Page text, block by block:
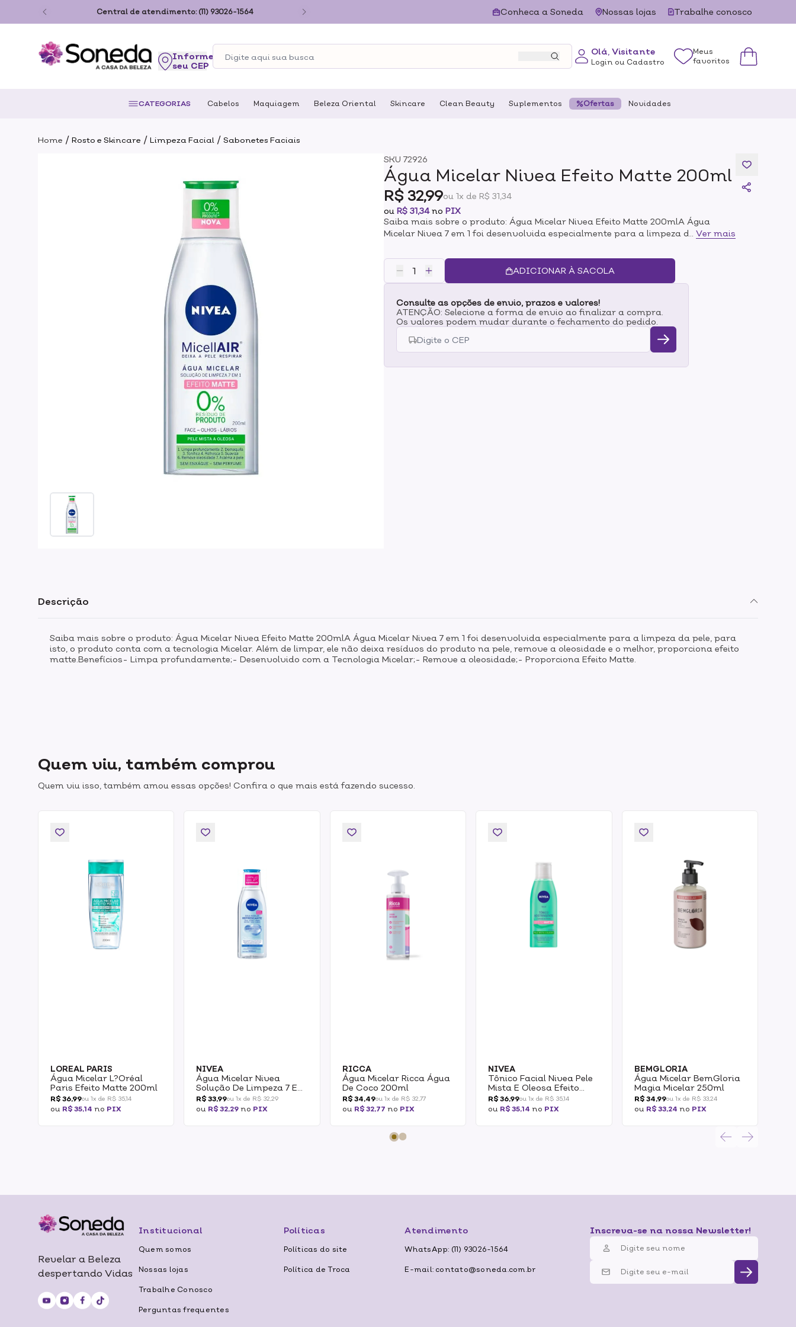
Central de atendimento: (11) 93026-1564 Conheca a Soneda Nossas lojas Trabalhe conosco
seu CEP
Olá, Visitante
Login ou Cadastro
Meus
favoritos
CATEGORIAS Cabelos Maquiagem Beleza Oriental Skincare Clean Beauty Suplementos Ofertas Novidades
Home / Rosto e Skincare / Limpeza Facial / Sabonetes Faciais
SKU72926
Água Micelar Nivea Efeito Matte 200ml
R$ 32,99ou 1x de R$ 31,34
ouR$ 31,34noPIX
Saiba mais sobre o produto: Água Micelar Nivea Efeito Matte 200mlA Água
Micelar Nivea 7 em 1 foi desenvolvida especialmente para a limpeza da pele,
deixa resíduos do produto na pele, remove a oleosidade e o melhor,
proporciona efeito matte.Benefícios- Limpa profundamente;- Desenvolvido
com a Tecnologia Micelar;- Remove a oleosidade;- Proporciona Efeito Matte.
Ver mais
ADICIONAR À SACOLA
Consulte as opções de envio, prazos e valores!
ATENÇÃO: Selecione a forma de envio ao finalizar a compra.
Os valores podem mudar durante o fechamento do pedido.
Descrição
Saiba mais sobre o produto: Água Micelar Nivea Efeito Matte 200mlA Água Micelar Nivea 7 em 1 foi desenvolvida especialmente para a limpeza da pele, para
isto, o produto conta com a tecnologia Micelar. Além de limpar, ele não deixa resíduos do produto na pele, remove a oleosidade e o melhor, proporciona efeito
matte.Benefícios- Limpa profundamente;- Desenvolvido com a Tecnologia Micelar;- Remove a oleosidade;- Proporciona Efeito Matte.
Quem viu, também comprou
Quem viu isso, também amou essas opções! Confira o que mais está fazendo sucesso.
LOREAL PARIS
Água Micelar L?oréal
Paris Efeito Matte 200ml
R$ 36,99ou 1x de R$ 35,14
ou R$ 35,14 no PIX
NIVEA
Água Micelar Nivea
Solução De Limpeza 7 Em
1 200ml
R$ 33,99ou 1x de R$ 32,29
ou R$ 32,29 no PIX
RICCA
Água Micelar Ricca Água
De Coco 200ml
R$ 34,49ou 1x de R$ 32,77
ou R$ 32,77 no PIX
NIVEA
Tônico Facial Nivea Pele
Mista E Oleosa Efeito
Matte 200ml
R$ 36,99ou 1x de R$ 35,14
ou R$ 35,14 no PIX
BEMGLORIA
Água Micelar BemGloria
Magia Micelar 250ml
R$ 34,99ou 1x de R$ 33,24
ou R$ 33,24 no PIX
Revelar a Beleza
despertando Vidas
Institucional
Quem somos
Nossas lojas
Trabalhe Conosco
Perguntas frequentes
Políticas
Políticas do site
Política de Troca
Atendimento
WhatsApp: (11) 93026-1564
E-mail: contato@soneda.com.br
Inscreva-se na nossa Newsletter!